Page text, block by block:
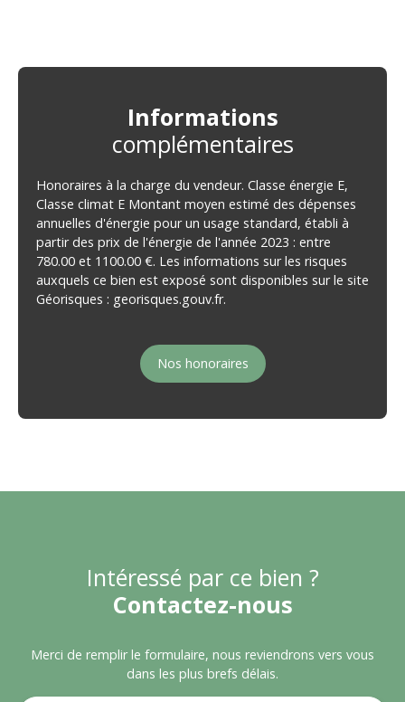
Informations
complémentaires
Honoraires à la charge du vendeur. Classe énergie E,
Classe climat E Montant moyen estimé des dépenses
annuelles d'énergie pour un usage standard, établi à
partir des prix de l'énergie de l'année 2023 : entre
780.00 et 1100.00 €. Les informations sur les risques
auxquels ce bien est exposé sont disponibles sur le site
Géorisques : georisques.gouv.fr.
Nos honoraires
Intéressé par ce bien ?
Contactez-nous
Merci de remplir le formulaire, nous reviendrons vers vous
dans les plus brefs délais.